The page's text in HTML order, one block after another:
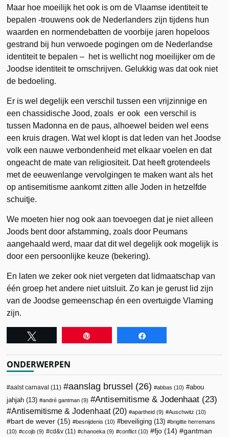
Maar hoe moeilijk het ook is om de Vlaamse identiteit te
bepalen -trouwens ook de Nederlanders zijn tijdens hun
waarden en normendebatten de voorbije jaren hopeloos
gestrand bij hun verwoede pogingen om de Nederlandse
identiteit te bepalen – het is wellicht nog moeilijker om de
Joodse identiteit te omschrijven. Gelukkig was dat ook niet
de bedoeling.
Er is wel degelijk een verschil tussen een vrijzinnige en
een chassidische Jood, zoals er ook een verschil is
tussen Madonna en de paus, alhoewel beiden wel eens
een kruis dragen. Wat wel klopt is dat leden van het Joodse
volk een nauwe verbondenheid met elkaar voelen en dat
ongeacht de mate van religiositeit. Dat heeft grotendeels
met de eeuwenlange vervolgingen te maken want als het
op antisemitisme aankomt zitten alle Joden in hetzelfde
schuitje.
We moeten hier nog ook aan toevoegen dat je niet alleen
Joods bent door afstamming, zoals door Peumans
aangehaald werd, maar dat dit wel degelijk ook mogelijk is
door een persoonlijke keuze (bekering).
En laten we zeker ook niet vergeten dat lidmaatschap van
één groep het andere niet uitsluit. Zo kan je gerust lid zijn
van de Joodse gemeenschap én een overtuigde Vlaming
zijn.
ONDERWERPEN
aalst carnaval (11) aanslag brussel (26) abbas (10)
abou
jahjah (13) andré gantman (9) Antisemitisme & Jodenhaat (23)
Antisemitisme & Jodenhaat(20) apartheid (9) Auschwitz (10)
bart de wever (15) besnijdenis (10) beveiliging (13)
brigitte herremans
(10)
ccojb (9) cd&v (11) chanoeka (9) conflict (10) fjo (14) gantman